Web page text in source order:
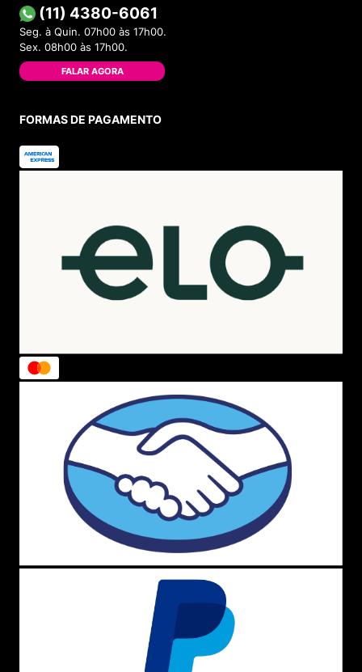
(11) 4380-6061
Seg. à Quin. 07h00 às 17h00.
Sex. 08h00 às 17h00.
FALAR AGORA
FORMAS DE PAGAMENTO